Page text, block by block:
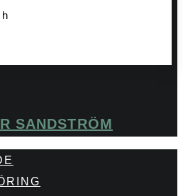
SANDSTRÖM